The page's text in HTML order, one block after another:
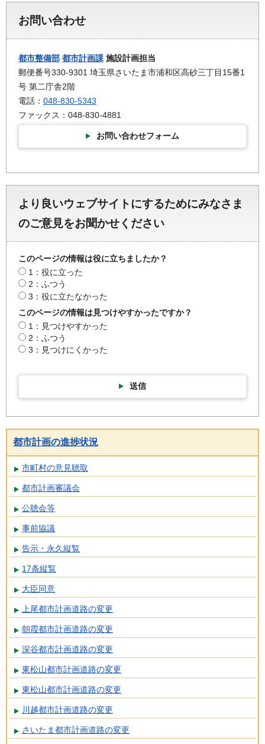
お問い合わせ
都市整備部 都市計画課 施設計画担当
郵便番号330-9301 埼玉県さいたま市浦和区高砂三丁目15番1
号 第二庁舎2階
電話： 048-830-5343
ファックス：048-830-4881
お問い合わせフォーム
より良いウェブサイトにするためにみなさま
のご意見をお聞かせください
このページの情報は役に立ちましたか？
1：役に立った
2：ふつう
3：役に立たなかった
このページの情報は見つけやすかったですか？
1：見つけやすかった
2：ふつう
3：見つけにくかった
送信
都市計画の進捗状況
市町村の意見聴取
都市計画審議会
公聴会等
事前協議
告示・永久縦覧
17条縦覧
大臣同意
上尾都市計画道路の変更
朝霞都市計画道路の変更
深谷都市計画道路の変更
東松山都市計画道路の変更
東松山都市計画道路の変更
川越都市計画道路の変更
さいたま都市計画道路の変更